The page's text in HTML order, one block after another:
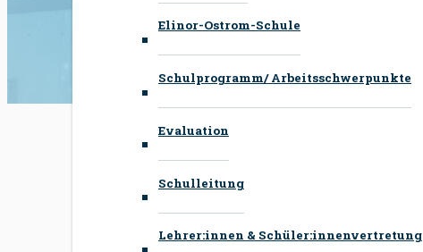
Elinor-Ostrom-Schule
Schulprogramm/ Arbeitsschwerpunkte
Evaluation
Schulleitung
Lehrer:innen & Schüler:innenvertretung